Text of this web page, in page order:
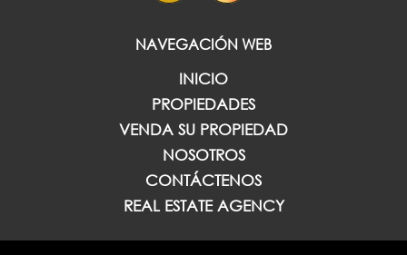
NAVEGACIÓN WEB
INICIO
PROPIEDADES
VENDA SU PROPIEDAD
NOSOTROS
CONTÁCTENOS
REAL ESTATE AGENCY